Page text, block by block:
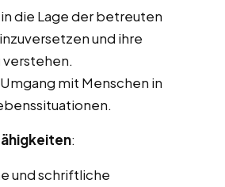
die Lage der betreuten
und ihre
verstehen.
mit Menschen in
:
und schriftliche